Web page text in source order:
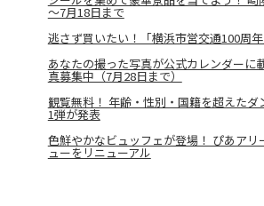
～7月18日まで
逃さず買いたい！「横浜市営交通100周
あなたの撮った写真が公式カレンダーに
真募集中（7月28日まで）
観覧無料！ 年齢・性別・国籍を超えた
1弾が発表
色鮮やかなビュッフェが登場！ ぴあア
ューをリニューアル